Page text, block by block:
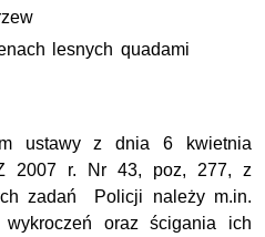
lesnych quadami
ustawy z dnia 6 kwietnia
2007 r. Nr 43, poz, 277, z
zadań Policji należy m.in.
oraz ścigania ich